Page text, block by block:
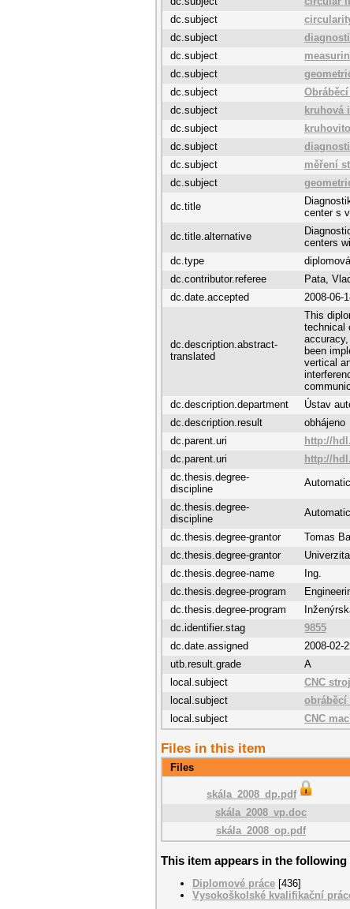
dc.subject
dc.subject
dc.subject
dc.subject
dc.subject
dc.subject
kruhová
dc.subject
dc.subject
dc.subject
měření
dc.subject
dc.title
center s
dc.title.alternative
centers
dc.type
dc.contributor.referee
Pata,
dc.date.accepted
2008-06-
dc.description.abstract-
translated
This
technical
been
vertical
dc.description.department Ústav
dc.description.result
obhájeno
dc.parent.uri
http://
dc.parent.uri
http://
dc.thesis.degree-
discipline
dc.thesis.degree-
discipline
dc.thesis.degree-grantor Tomas
dc.thesis.degree-grantor
dc.thesis.degree-name
Ing.
dc.thesis.degree-program
dc.thesis.degree-program
dc.identifier.stag
9855
dc.date.assigned
2008-02-
utb.result.grade
A
local.subject
CNC
local.subject
obráběcí
local.subject
CNC
Files in this item
Files
skála_2008_dp.pdf
skála_2008_vp.doc
skála_2008_op.pdf
This item appears in the
Diplomové práce [436]
Vysokoškolské kvalifikační